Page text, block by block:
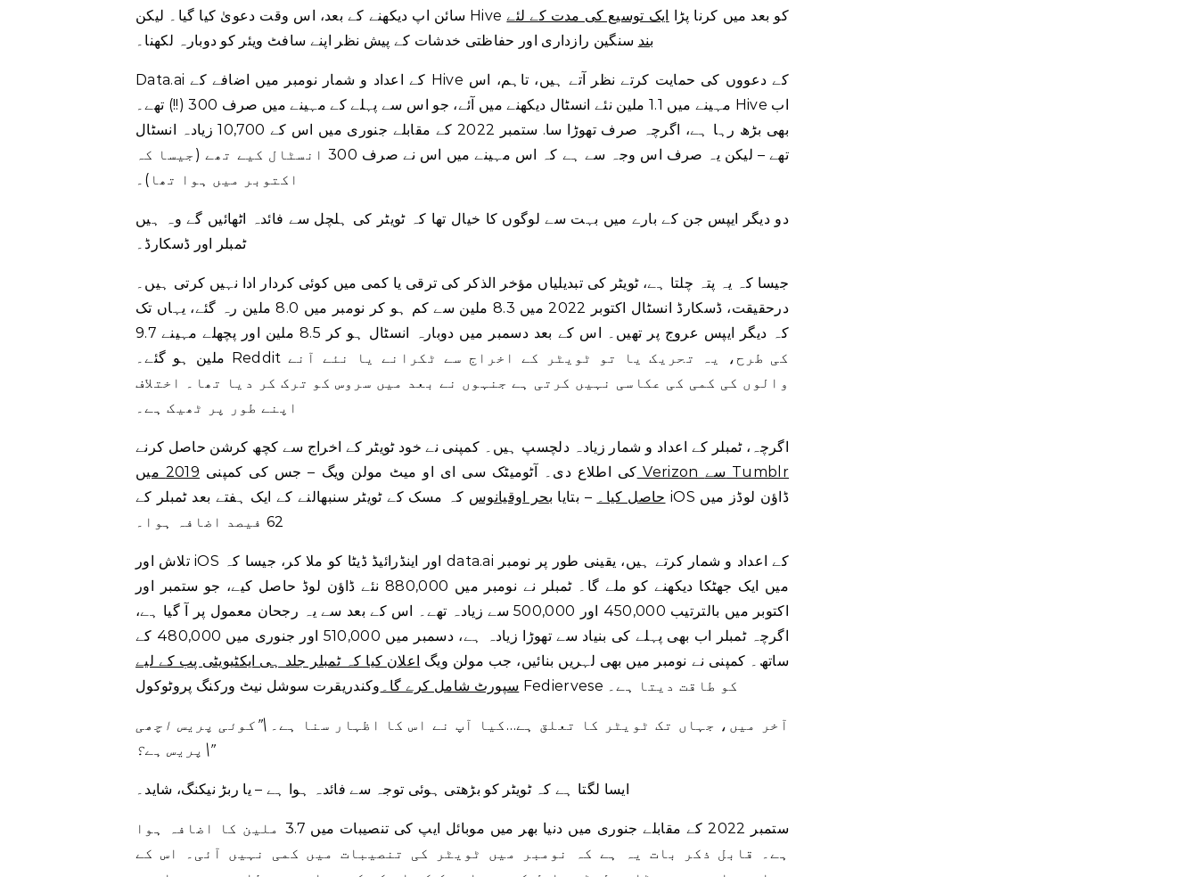
سائن اپ دیکھنے کے بعد، اس وقت دعویٰ کیا گیا۔ لیکن Hive کو بعد میں کرنا پڑا ایک توسیع کی مدت کے لئے
بند سنگین رازداری اور حفاظتی خدشات کے پیش نظر اپنے سافٹ ویئر کو دوبارہ لکھنا۔
Data.ai کے اعداد و شمار نومبر میں اضافے کے Hive کے دعووں کی حمایت کرتے نظر آتے ہیں، تاہم، اس
مہینے میں 1.1 ملین نئے انسٹال دیکھنے میں آئے، جو اس سے پہلے کے مہینے میں صرف 300 (!!) تھے۔ Hive اب
بھی بڑھ رہا ہے، اگرچہ صرف تھوڑا سا. ستمبر 2022 کے مقابلے جنوری میں اس کے 10,700 زیادہ انسٹال
تھے – لیکن یہ صرف اس وجہ سے ہے کہ اس مہینے میں اس نے صرف 300 انسٹال کیے تھے (جیسا کہ
اکتوبر میں ہوا تھا)۔
دو دیگر ایپس جن کے بارے میں بہت سے لوگوں کا خیال تھا کہ ٹویٹر کی ہلچل سے فائدہ اٹھائیں گے وہ ہیں
ٹمبلر اور ڈسکارڈ۔
جیسا کہ یہ پتہ چلتا ہے، ٹویٹر کی تبدیلیاں مؤخر الذکر کی ترقی یا کمی میں کوئی کردار ادا نہیں کرتی ہیں۔
درحقیقت، ڈسکارڈ انسٹال اکتوبر 2022 میں 8.3 ملین سے کم ہو کر نومبر میں 8.0 ملین رہ گئے، یہاں تک
کہ دیگر ایپس عروج پر تھیں۔ اس کے بعد دسمبر میں دوبارہ انسٹال ہو کر 8.5 ملین اور پچھلے مہینے 9.7
ملین ہو گئے۔ Reddit کی طرح، یہ تحریک یا تو ٹویٹر کے اخراج سے ٹکرانے یا نئے آنے
والوں کی کمی کی عکاسی نہیں کرتی ہے جنہوں نے بعد میں سروس کو ترک کر دیا تھا۔ اختلاف
اپنے طور پر ٹھیک ہے۔
اگرچہ، ٹمبلر کے اعداد و شمار زیادہ دلچسپ ہیں۔ کمپنی نے خود ٹویٹر کے اخراج سے کچھ کرشن حاصل کرنے
کی اطلاع دی۔ آٹومیٹک سی ای او میٹ مولن ویگ – جس کی کمپنی
2019 میں Verizon سے Tumblr
حاصل کیا۔ – بتایا بحر اوقیانوس کہ مسک کے ٹویٹر سنبھالنے کے ایک ہفتے بعد ٹمبلر کے iOS ڈاؤن لوڈز میں
62 فیصد اضافہ ہوا۔
تلاش اور iOS اور اینڈرائیڈ ڈیٹا کو ملا کر، جیسا کہ data.ai کے اعداد و شمار کرتے ہیں، یقینی طور پر نومبر
میں ایک جھٹکا دیکھنے کو ملے گا۔ ٹمبلر نے نومبر میں 880,000 نئے ڈاؤن لوڈ حاصل کیے، جو ستمبر اور
اکتوبر میں بالترتیب 450,000 اور 500,000 سے زیادہ تھے۔ اس کے بعد سے یہ رجحان معمول پر آ گیا ہے،
اگرچہ ٹمبلر اب بھی پہلے کی بنیاد سے تھوڑا زیادہ ہے، دسمبر میں 510,000 اور جنوری میں 480,000 کے
ساتھ۔ کمپنی نے نومبر میں بھی لہریں بنائیں، جب مولن ویگ اعلان کیا کہ ٹمبلر جلد ہی ایکٹیویٹی پب کے لیے
سپورٹ شامل کرے گا۔
وکندریقرت سوشل نیٹ ورکنگ پروٹوکول Fediervese کو طاقت دیتا ہے۔
آخر میں، جہاں تک ٹویٹر کا تعلق ہے…کیا آپ نے اس کا اظہار سنا ہے۔\”کوئی پریس اچھی
پریس ہے؟\”
ایسا لگتا ہے کہ ٹویٹر کو بڑھتی ہوئی توجہ سے فائدہ ہوا ہے – یا ربڑ نیکنگ، شاید۔
ستمبر 2022 کے مقابلے جنوری میں دنیا بھر میں موبائل ایپ کی تنصیبات میں 3.7 ملین کا اضافہ ہوا
ہے۔ قابل ذکر بات یہ ہے کہ نومبر میں ٹویٹر کی تنصیبات میں کمی نہیں آئی۔ اس کے